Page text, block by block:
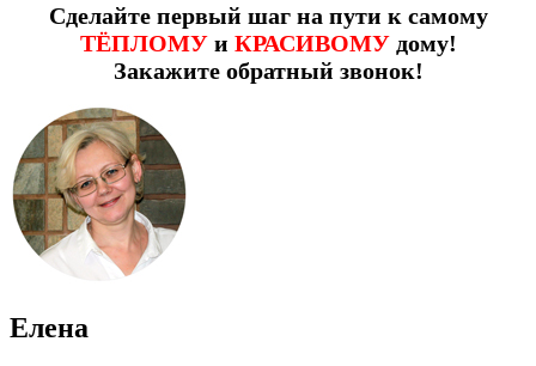
Сделайте первый шаг на пути к самому
ТЁПЛОМУи КРАСИВОМУдому!
Закажите обратный звонок!
Елена